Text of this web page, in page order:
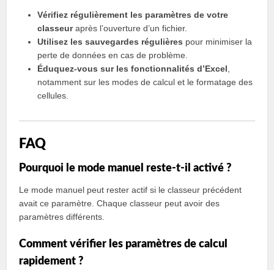
Vérifiez régulièrement les paramètres de votre
classeuraprès l’ouverture d’un fichier.
Utilisez les sauvegardes régulières pour minimiser la
perte de données en cas de problème.
Éduquez-vous sur les fonctionnalités d’Excel
notamment sur les modes de calcul et le formatage des
cellules.
FAQ
Pourquoi le mode manuel reste-t-il activé ?
Le mode manuel peut rester actif si le classeur précédent
avait ce paramètre. Chaque classeur peut avoir des
paramètres différents.
Comment vérifier les paramètres de calcul
rapidement ?